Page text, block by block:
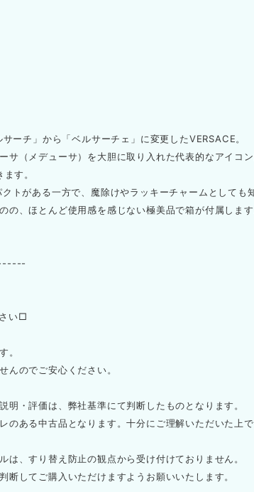
ーチ」から「ベルサーチェ」に変更したVERSACE。
サ（メデューサ）を大胆に取り入れた代表的なアイコ
す。
トがある一方で、魔除けやラッキーチャームとしても
の、ほとんど使用感を感じない極美品で箱が付属します
い□
。
んのでご安心ください。
明・評価は、弊社基準にて判断したものとなります。
のある中古品となります。十分にご理解いただいた上で
は、すり替え防止の観点から受け付けておりません。
断してご購入いただけますようお願いいたします。